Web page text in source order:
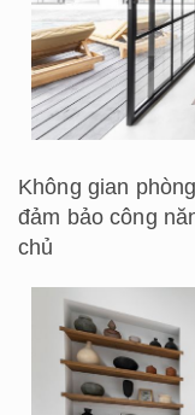
Không gian
đảm bảo công
chủ